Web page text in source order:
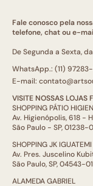
Fale conosco pela
telefone, chat ou e-
De Segunda a Sexta,
WhatsApp.: (11)
E-mail:
VISITE NOSSAS LOJAS
SHOPPING PÁTIO
Av. Higienópolis, 618 -
São Paulo - SP, 01238-
SHOPPING JK
Av. Pres. Juscelino
São Paulo, SP, 04543-
ALAMEDA GABRIEL